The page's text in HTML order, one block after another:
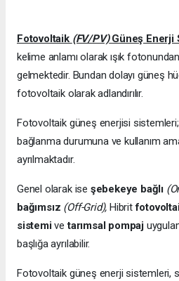
Fotovoltaik (FV/PV)Güneş Enerji
kelime anlamı olarak ışık
gelmektedir. Bundan dolayı güneş
fotovoltaik olarak adlandırılır.
Fotovoltaik güneş enerjisi
bağlanma durumuna ve kullanım
ayrılmaktadır.
Genel olarak ise şebekeye bağlı
bağımsız (Off-Grid), Hibrit
sistemivetarımsal pompaj
başlığa ayrılabilir.
Fotovoltaik güneş enerji sistemleri,